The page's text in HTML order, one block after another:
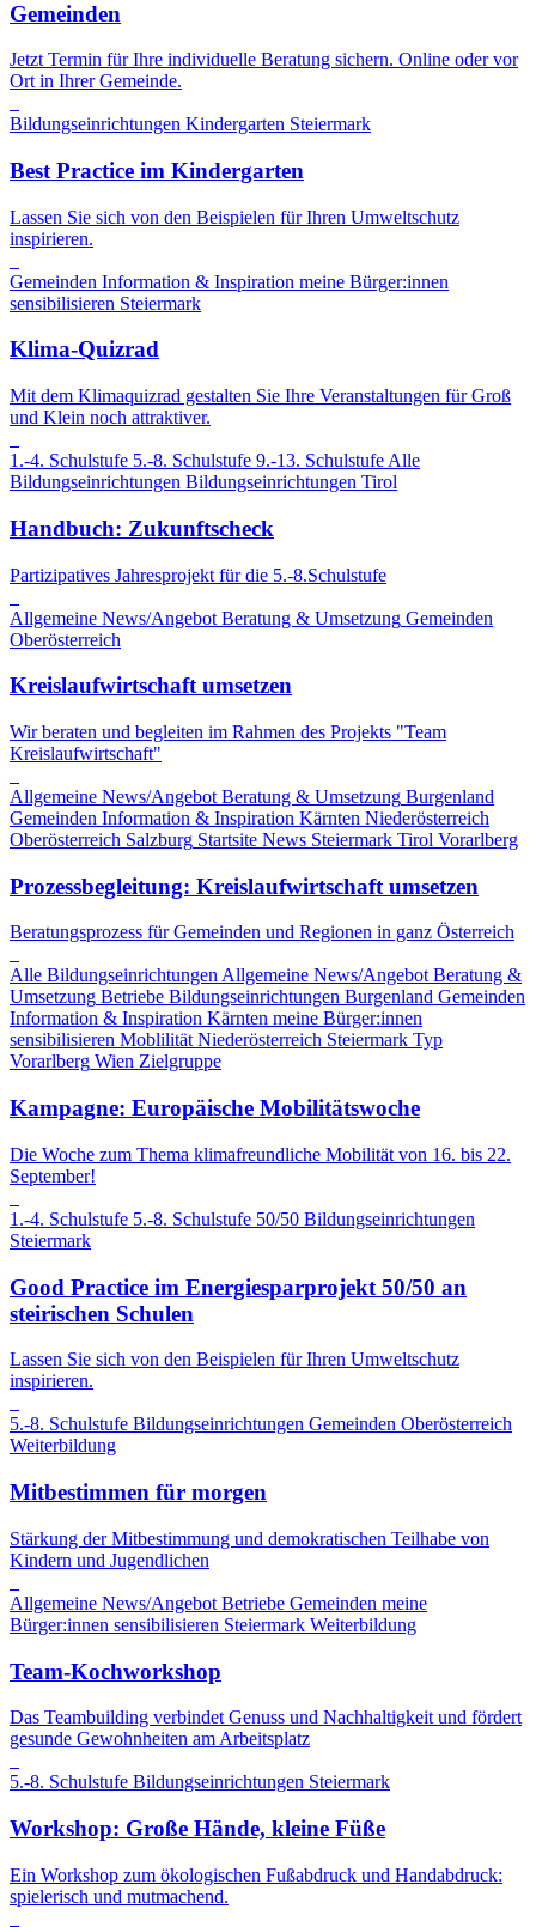
Gemeinden
Jetzt Termin für Ihre individuelle Beratung sichern. Online oder vor
Ort in Ihrer Gemeinde.
Bildungseinrichtungen Kindergarten Steiermark
Best Practice im Kindergarten
Lassen Sie sich von den Beispielen für Ihren Umweltschutz
inspirieren.
Gemeinden Information & Inspiration meine Bürger:innen
sensibilisieren Steiermark
Klima-Quizrad
Mit dem Klimaquizrad gestalten Sie Ihre Veranstaltungen für Groß
und Klein noch attraktiver.
1.-4. Schulstufe 5.-8. Schulstufe 9.-13. Schulstufe Alle
Bildungseinrichtungen Bildungseinrichtungen Tirol
Handbuch: Zukunftscheck
Partizipatives Jahresprojekt für die 5.-8.Schulstufe
Allgemeine News/Angebot Beratung & Umsetzung Gemeinden
Oberösterreich
Kreislaufwirtschaft umsetzen
Wir beraten und begleiten im Rahmen des Projekts "Team
Kreislaufwirtschaft"
Allgemeine News/Angebot Beratung & Umsetzung Burgenland
Gemeinden Information & Inspiration Kärnten Niederösterreich
Oberösterreich Salzburg Startsite News Steiermark Tirol Vorarlberg
Prozessbegleitung: Kreislaufwirtschaft umsetzen
Beratungsprozess für Gemeinden und Regionen in ganz Österreich
Alle BildungseinrichtungenAllgemeine News/Angebot Beratung &
Umsetzung Betriebe Bildungseinrichtungen Burgenland Gemeinden
Information & Inspiration Kärnten meine Bürger:innen
sensibilisieren Moblilität Niederösterreich Steiermark Typ
Vorarlberg Wien Zielgruppe
Kampagne: Europäische Mobilitätswoche
Die Woche zum Thema klimafreundliche Mobilität von 16. bis 22.
September!
1.-4. Schulstufe 5.-8. Schulstufe 50/50 Bildungseinrichtungen
Steiermark
Good Practice im Energiesparprojekt 50/50 an
steirischen Schulen
Lassen Sie sich von den Beispielen für Ihren Umweltschutz
inspirieren.
5.-8. Schulstufe Bildungseinrichtungen Gemeinden Oberösterreich
Weiterbildung
Mitbestimmen für morgen
Stärkung der Mitbestimmung und demokratischen Teilhabe von
Kindern und Jugendlichen
Allgemeine News/Angebot Betriebe Gemeinden meine
Bürger:innen sensibilisieren Steiermark Weiterbildung
Team-Kochworkshop
Das Teambuilding verbindet Genuss und Nachhaltigkeit und fördert
gesunde Gewohnheiten am Arbeitsplatz
5.-8. Schulstufe Bildungseinrichtungen Steiermark
Workshop: Große Hände, kleine Füße
Ein Workshop zum ökologischen Fußabdruck und Handabdruck:
spielerisch und mutmachend.